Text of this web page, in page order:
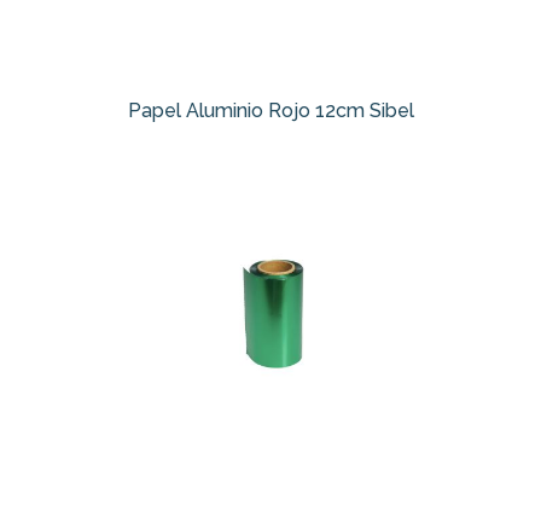
Papel Aluminio Rojo 12cm Sibel